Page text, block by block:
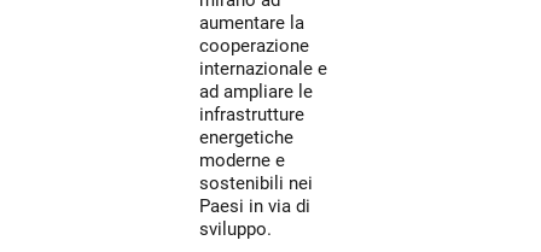
aumentare la
cooperazione
internazionale e
ad ampliare le
infrastrutture
energetiche
moderne e
sostenibili nei
Paesi in via di
sviluppo.